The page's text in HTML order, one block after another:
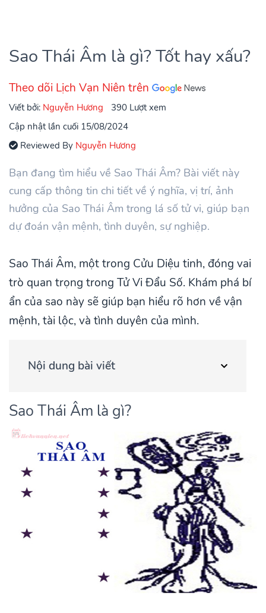
Sao Thái Âm là gì? Tốt hay xấu?
Theo dõi Lịch Vạn Niên trên
Viết bởi: Nguyễn Hương
390 Lượt xem
Cập nhật lần cuối 15/08/2024
Reviewed By Nguyễn Hương
Bạn đang tìm hiểu về Sao Thái Âm? Bài viết này
cung cấp thông tin chi tiết về ý nghĩa, vị trí, ảnh
hưởng của Sao Thái Âm trong lá số tử vi, giúp bạn
dự đoán vận mệnh, tình duyên, sự nghiệp.
Sao Thái Âm, một trong Cửu Diệu tinh, đóng vai
trò quan trọng trong Tử Vi Đẩu Số. Khám phá bí
ẩn của sao này sẽ giúp bạn hiểu rõ hơn về vận
mệnh, tài lộc, và tình duyên của mình.
Nội dung bài viết
Sao Thái Âm là gì?